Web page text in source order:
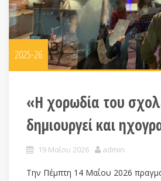
2025-26
«Η χορωδία του
δημιουργεί και
19 Μαΐου 2026 admin
Την Πέμπτη 14 Μαΐου 2026